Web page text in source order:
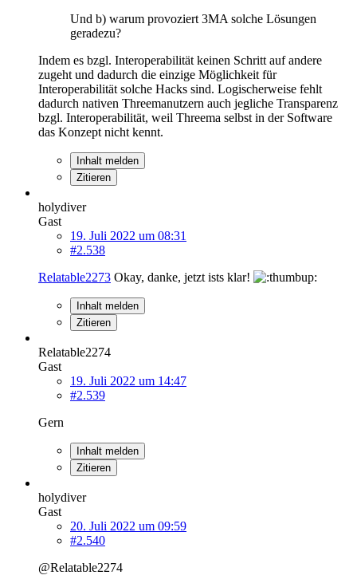
Und b) warum provoziert 3MA solche Lösungen
geradezu?
Indem es bzgl. Interoperabilität keinen Schritt auf andere
zugeht und dadurch die einzige Möglichkeit für
Interoperabilität solche Hacks sind. Logischerweise fehlt
dadurch nativen Threemanutzern auch jegliche Transparenz
bzgl. Interoperabilität, weil Threema selbst in der Software
das Konzept nicht kennt.
Inhalt melden
Zitieren
holydiver
Gast
19. Juli 2022 um 08:31
#2.538
Relatable2273 Okay, danke, jetzt ists klar!
Inhalt melden
Zitieren
Relatable2274
Gast
19. Juli 2022 um 14:47
#2.539
Gern
Inhalt melden
Zitieren
holydiver
Gast
20. Juli 2022 um 09:59
#2.540
@Relatable2274